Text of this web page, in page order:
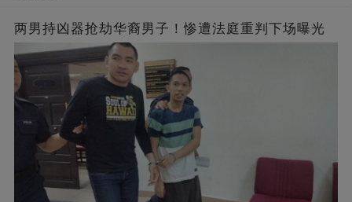
两男持凶器抢劫华裔男子！惨遭法庭重判下场曝光